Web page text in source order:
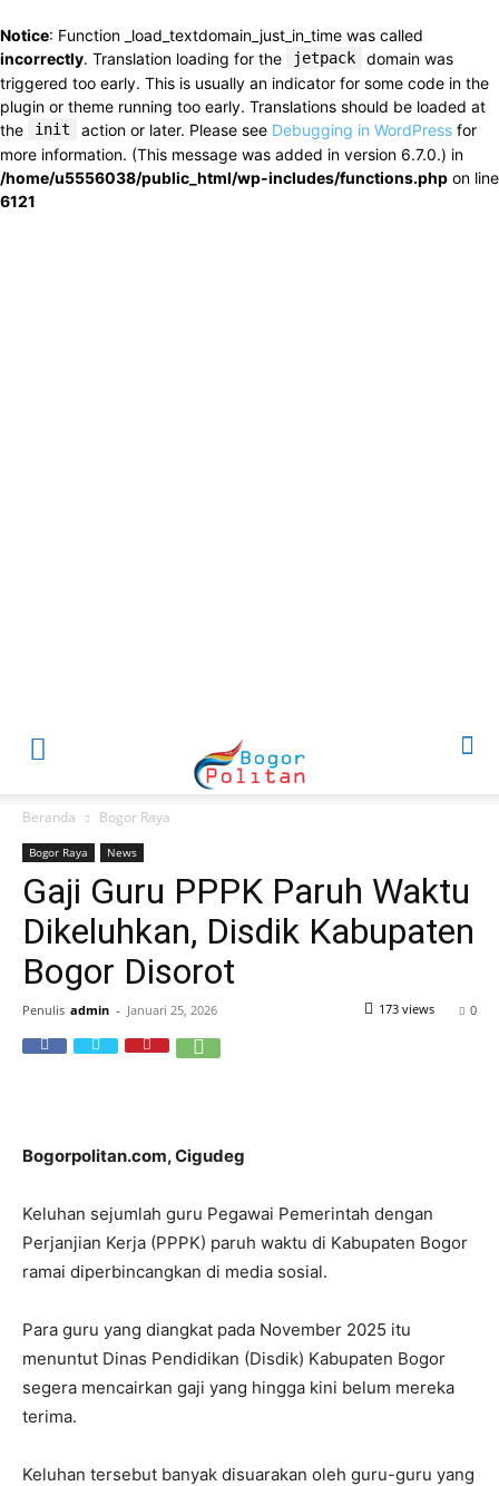
Notice: Function _load_textdomain_just_in_time was called
incorrectly. Translation loading for the jetpack
domain was
triggered too early. This is usually an indicator for some code in the
plugin or theme running too early. Translations should be loaded at
the
init action or later. Please see Debugging in WordPress for
more information. (This message was added in version 6.7.0.) in
/home/u5556038/public_html/wp-includes/functions.php on line
6121
Beranda Bogor Raya
Bogor Raya News
Gaji Guru PPPK Paruh Waktu
Dikeluhkan, Disdik Kabupaten
Bogor Disorot
Penulis admin - Januari 25, 2026 0
173 views
Bogorpolitan.com, Cigudeg
Keluhan sejumlah guru Pegawai Pemerintah dengan
Perjanjian Kerja (PPPK) paruh waktu di Kabupaten Bogor
ramai diperbincangkan di media sosial.
Para guru yang diangkat pada November 2025 itu
menuntut Dinas Pendidikan (Disdik) Kabupaten Bogor
segera mencairkan gaji yang hingga kini belum mereka
terima.
Keluhan tersebut banyak disuarakan oleh guru-guru yang